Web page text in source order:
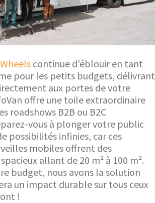
continue d’éblouir en tant
pour les petits budgets, délivrant
aux portes de votre
offre une toile extraordinaire
roadshows B2B ou B2C
vous à plonger votre public
possibilités infinies, car ces
mobiles offrent des
allant de 20 m² à 100 m².
budget, nous avons la solution
un impact durable sur tous ceux
!